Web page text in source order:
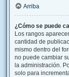
Arriba
¿Cómo se puede
Los rangos
cantidad de
mismo dentro del
no puede cambiar
la administración.
solo para